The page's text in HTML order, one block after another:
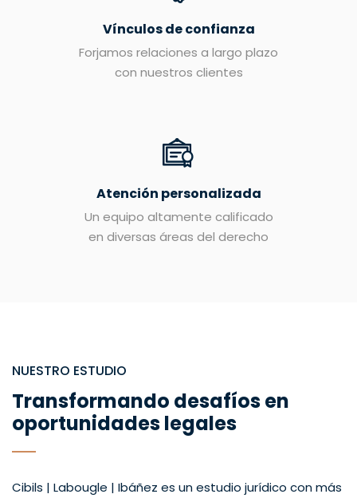
Vínculos de confianza
Forjamos relaciones a largo plazo
con nuestros clientes
Atención personalizada
Un equipo altamente calificado
en diversas áreas del derecho
NUESTRO ESTUDIO
Transformando desafíos en
oportunidades legales
Cibils | Labougle | Ibáñez es un estudio jurídico con más